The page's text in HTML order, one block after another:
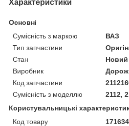
Характеристики
Основні
Сумісність з маркою
ВАЗ
Тип запчастини
Стан
Новий
Виробник
Код запчастини
Сумісність з моделлю
2112,
Користувальницькі
Код товару